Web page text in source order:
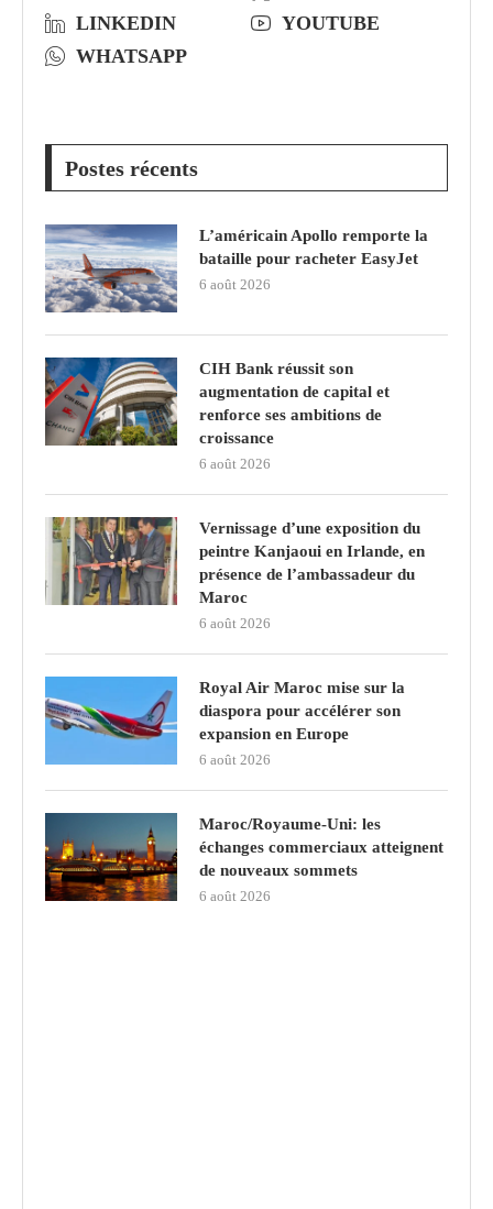
LINKEDIN
YOUTUBE
WHATSAPP
Postes récents
L’américain Apollo remporte la
bataille pour racheter EasyJet
6 août 2026
CIH Bank réussit son
augmentation de capital et
renforce ses ambitions de
croissance
6 août 2026
Vernissage d’une exposition du
peintre Kanjaoui en Irlande, en
présence de l’ambassadeur du
Maroc
6 août 2026
Royal Air Maroc mise sur la
diaspora pour accélérer son
expansion en Europe
6 août 2026
Maroc/Royaume-Uni: les
échanges commerciaux atteignent
de nouveaux sommets
6 août 2026